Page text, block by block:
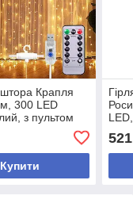
Крапля
300 LED
з пультом
Купити
521